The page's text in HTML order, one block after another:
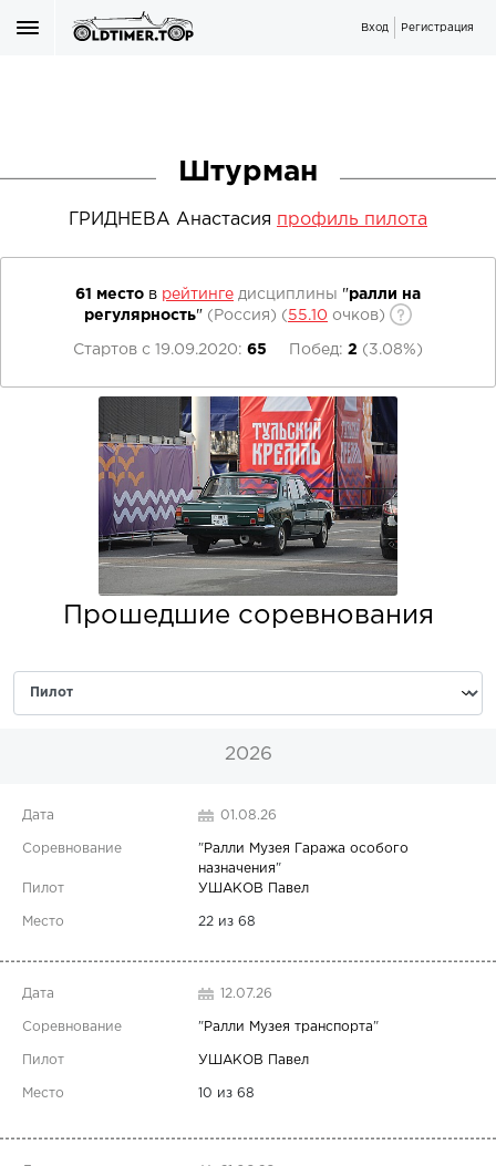
Вход Регистрация
Штурман
ГРИДНЕВА Анастасия профиль пилота
61 место в рейтинге дисциплины "ралли на
регулярность" (Россия) (55.10 очков)
Стартов с 19.09.2020: 65 Побед: 2 (3.08%)
Прошедшие соревнования
2026
01.08.26
"Ралли Музея Гаража особого
назначения"
УШАКОВ Павел
22 из 68
12.07.26
"Ралли Музея транспорта"
УШАКОВ Павел
10 из 68